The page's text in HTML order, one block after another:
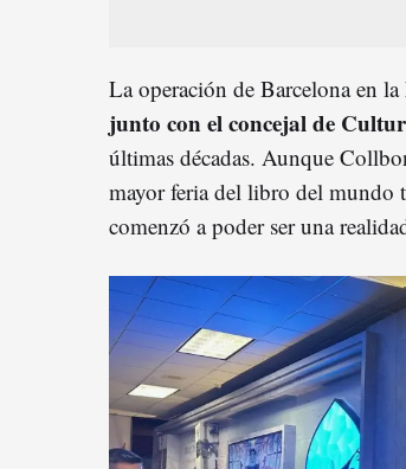
La operación de Barcelona en
junto con el concejal de
últimas décadas. Aunque
mayor feria del libro del mundo
comenzó a poder ser una